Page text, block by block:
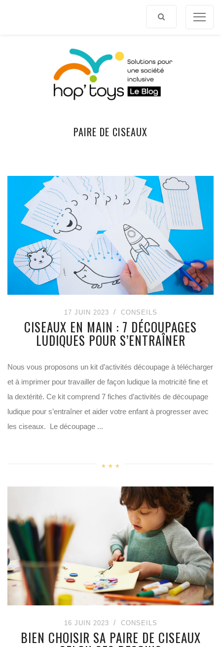
PAIRE DE CISEAUX
17 JUIN 2023 CONSEILS
CISEAUX EN MAIN : 7 DÉCOUPAGES
LUDIQUES POUR S’ENTRAÎNER
Nous vous proposons un kit d’activités découpage à télécharger
et à imprimer pour travailler de façon ludique la motricité fine et
la dextérité. Ce kit comprend 7 fiches d’activités de découpage
ludique pour s’entraîner et aider votre enfant à progresser avec
les ciseaux. Le découpage ...
16 JUIN 2023 CONSEILS
BIEN CHOISIR SA PAIRE DE CISEAUX